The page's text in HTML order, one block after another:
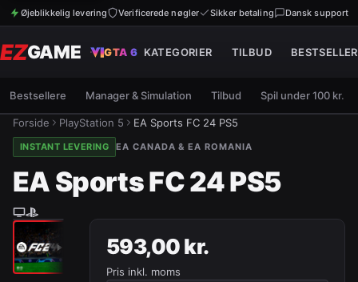
Øjeblikkelig levering Verificerede nøgler Sikker betaling Dansk support
EZGAME GTA 6 KATEGORIER TILBUD
Bestsellere Manager & Simulation Tilbud Spil under 100 kr.
Forside PlayStation 5 EA Sports FC 24 PS5
INSTANT LEVERING EA CANADA & EA ROMANIA
EA Sports FC 24 PS5
593,00 kr.
Pris inkl. moms